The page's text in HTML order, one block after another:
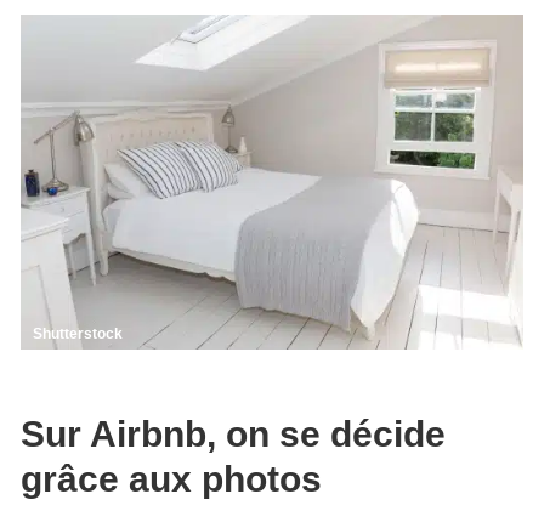
Shutterstock
Sur Airbnb, on se décide
grâce aux photos